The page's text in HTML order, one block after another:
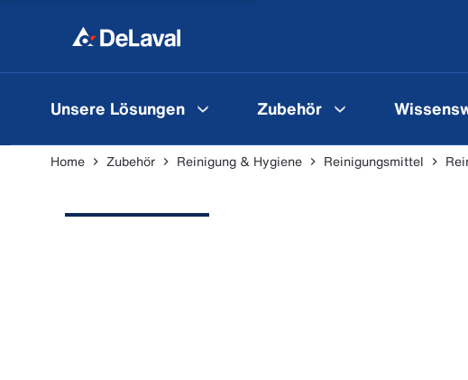
Unsere Lösungen Zubehör
Home Zubehör Reinigung & Hygiene Reinigungsmittel